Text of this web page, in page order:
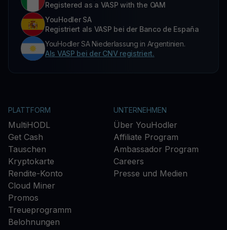
Registered as a VASP with the OAM
YouHodler SA
Registriert als VASP bei der Banco de España
YouHodler SA Niederlassung in Argentinien.
Als VASP bei der CNV registriert.
PLATTFORM
MultiHODL
Get Cash
Tauschen
Kryptokarte
Rendite-Konto
Cloud Miner
Promos
Treueprogramm
Belohnungen
UNTERNEHMEN
Über YouHodler
Affiliate Program
Ambassador Program
Careers
Presse und Medien